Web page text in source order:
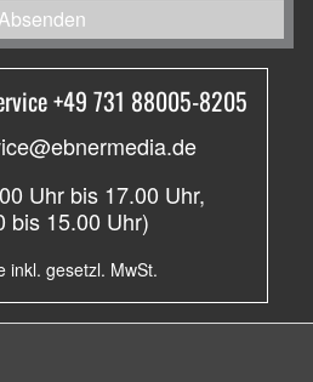
+49 731 88005-8205
Uhr bis 17.00 Uhr,
bis 15.00 Uhr)
inkl. gesetzl. MwSt.